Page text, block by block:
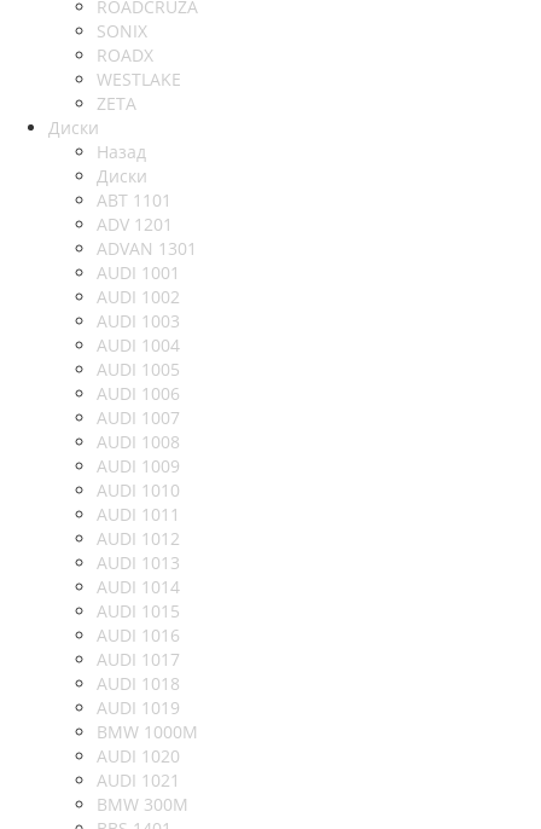
ROADCRUZA
SONIX
ROADX
WESTLAKE
ZETA
Диски
Назад
Диски
ABT 1101
ADV 1201
ADVAN 1301
AUDI 1001
AUDI 1002
AUDI 1003
AUDI 1004
AUDI 1005
AUDI 1006
AUDI 1007
AUDI 1008
AUDI 1009
AUDI 1010
AUDI 1011
AUDI 1012
AUDI 1013
AUDI 1014
AUDI 1015
AUDI 1016
AUDI 1017
AUDI 1018
AUDI 1019
BMW 1000M
AUDI 1020
AUDI 1021
BMW 300M